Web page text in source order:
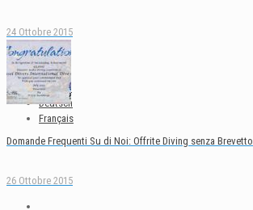
Italiano
English
Español
Deutsch
Français
24 Ottobre 2015
Domande Frequenti Su di Noi: Offrite Diving senza Brevetto
26 Ottobre 2015